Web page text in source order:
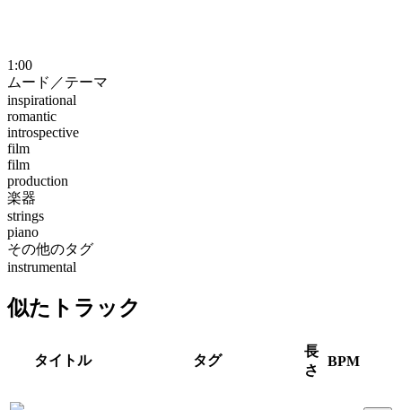
1:00
ムード／テーマ
inspirational
romantic
introspective
film
film
production
楽器
strings
piano
その他のタグ
instrumental
似たトラック
タイトル タグ
長
さ
BPM